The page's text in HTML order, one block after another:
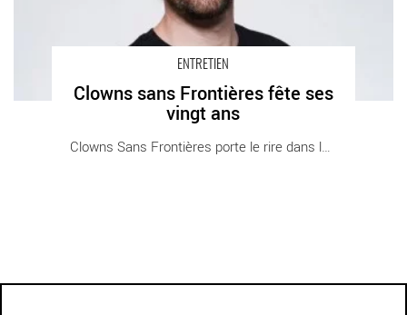
ENTRETIEN
Clowns sans Frontières fête ses
vingt ans
Clowns Sans Frontières porte le rire dans le [...]